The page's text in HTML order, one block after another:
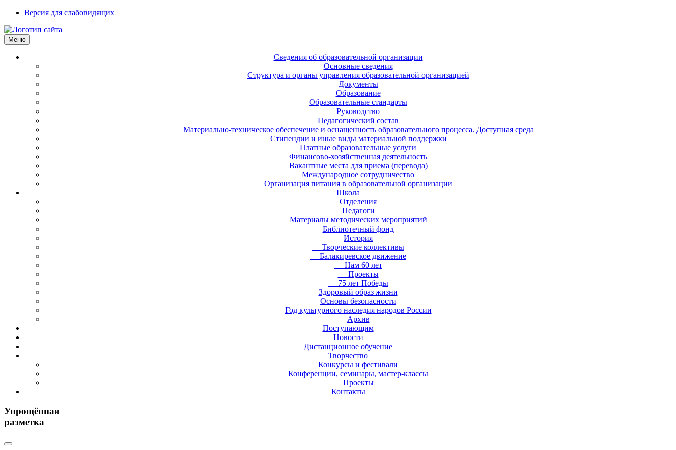
Версия для слабовидящих
Меню
Сведения об образовательной организации
Основные сведения
Структура и органы управления образовательной организацией
Документы
Образование
Образовательные стандарты
Руководство
Педагогический состав
Материально-техническое обеспечение и оснащенность образовательного процесса. Доступная среда
Стипендии и иные виды материальной поддержки
Платные образовательные услуги
Финансово-хозяйственная деятельность
Вакантные места для приема (перевода)
Международное сотрудничество
Организация питания в образовательной организации
Школа
Отделения
Педагоги
Материалы методических мероприятий
Библиотечный фонд
История
— Творческие коллективы
— Балакиревское движение
— Нам 60 лет
— Проекты
— 75 лет Победы
Здоровый образ жизни
Основы безопасности
Год культурного наследия народов России
Архив
Поступающим
Новости
Дистанционное обучение
Творчество
Конкурсы и фестивали
Конференции, семинары, мастер-классы
Проекты
Контакты
Упрощённая
разметка